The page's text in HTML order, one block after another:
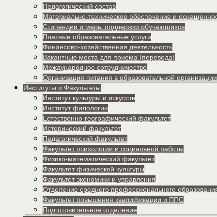
Педагогический состав
Материально-техническое обеспечение и
Стипендии и меры поддержки обучающихся
Платные образовательные услуги
Финансово-хозяйственная деятельность
Вакантные места для приема (перевода)
Международное сотрудничество
Организация питания в образовательной организации
Институты и Факультеты
Институт культуры и искусств
Институт филологии
Естественно-географический факультет
Исторический факультет
Педагогический факультет
Факультет психологии и социальной работы
Физико-математический факультет
Факультет физической культуры
Факультет экономики и управления
Отделение среднего профессионального
Факультет повышения квалификации и ППС
Подготовительное отделение